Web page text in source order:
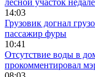
лесной участок
14:03
Грузовик догнал
пассажир фуры
10:41
Отсутствие воды в
прокомментировал